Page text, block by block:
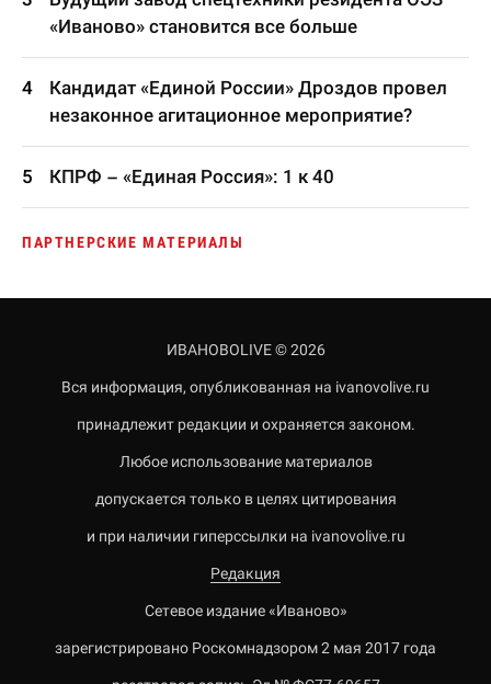
«Иваново» становится все больше
Кандидат «Единой России» Дроздов провел
незаконное агитационное мероприятие?
КПРФ – «Единая Россия»: 1 к 40
ПАРТНЕРСКИЕ МАТЕРИАЛЫ
ИВАНОВОLIVE © 2026
Вся информация, опубликованная на ivanovolive.ru
принадлежит редакции и охраняется законом.
Любое использование материалов
допускается только в целях цитирования
и при наличии гиперссылки на ivanovolive.ru
Редакция
Сетевое издание «Иваново»
зарегистрировано Роскомнадзором 2 мая 2017 года